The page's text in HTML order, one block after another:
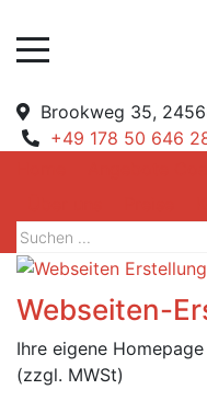
Brookweg 35,
+49 178 50 646
Webseiten-
Ihre eigene
(zzgl. MWSt)